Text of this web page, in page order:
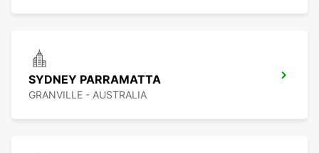
SYDNEY PARRAMATTA
GRANVILLE - AUSTRALIA